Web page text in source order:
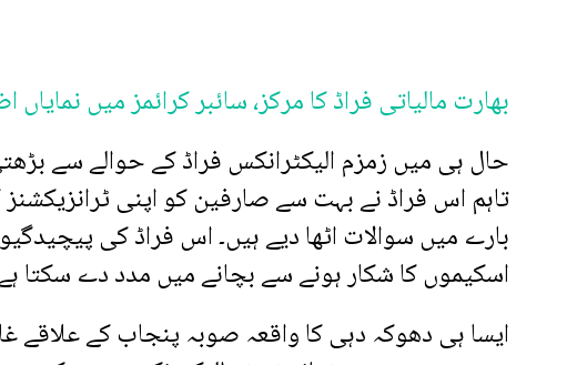
بھارت مالیاتی فراڈ کا مرکز، سائبر کرائمز میں نمایاں
حال ہی میں زمزم الیکٹرانکس فراڈ کے حوالے سے
تاہم اس فراڈ نے بہت سے صارفین کو اپنی
بارے میں سوالات اٹھا دیے ہیں۔ اس فراڈ کی
اسکیموں کا شکار ہونے سے بچانے میں مدد دے سکتا
ایسا ہی دھوکہ دہی کا واقعہ صوبہ پنجاب کے